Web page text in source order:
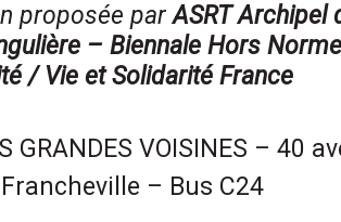
proposée parASRT Archipel
– Biennale Hors
/ Vie et Solidarité France
GRANDES VOISINES – 40
– Bus C24